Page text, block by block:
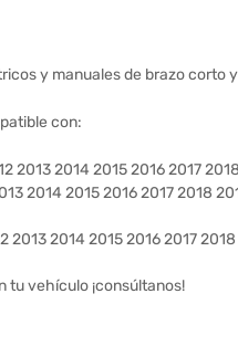
y manuales de brazo corto
con:
2013 2014 2015 2016 2017
2014 2015 2016 2017 2018
2014 2015 2016 2017
tu vehículo ¡consúltanos!